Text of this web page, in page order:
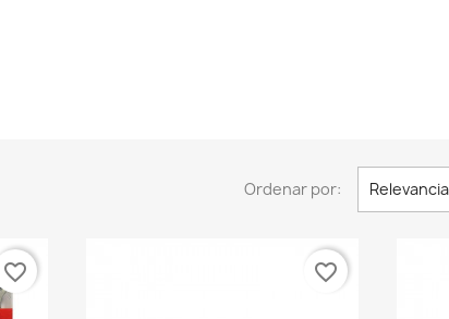
Ordenar por: Relevancia
favorite_border favorite_border